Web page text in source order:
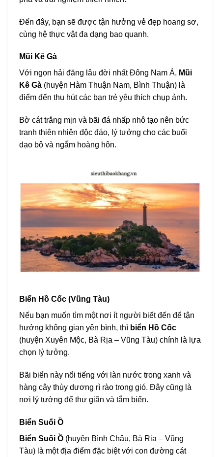
Đến đây, bạn sẽ được tận hưởng vẻ đẹp hoang sơ,
cùng hệ thực vật đa dạng bao quanh.
Mũi Kê Gà
Với ngọn hải đăng lâu đời nhất Đông Nam Á, Mũi
Kê Gà (huyện Hàm Thuận Nam, Bình Thuận) là
điểm đến thu hút các bạn trẻ yêu thích chụp ảnh.
Bờ cát trắng mịn và bãi đá nhấp nhô tạo nên bức
tranh thiên nhiên độc đáo, lý tưởng cho các buổi
dạo bộ và ngắm hoàng hôn.
Biển Hồ Cốc (Vũng Tàu)
Nếu bạn muốn tìm một nơi ít người biết đến để tận
hưởng không gian yên bình, thì biển Hồ Cốc
(huyện Xuyên Mộc, Bà Rịa – Vũng Tàu) chính là lựa
chọn lý tưởng.
Bãi biển này nổi tiếng với làn nước trong xanh và
hàng cây thùy dương rì rào trong gió. Đây cũng là
nơi lý tưởng để thư giãn và tắm biển.
Biển Suối Ồ
Biển Suối Ồ (huyện Bình Châu, Bà Rịa – Vũng
Tàu) là một địa điểm đặc biệt với con đường cát